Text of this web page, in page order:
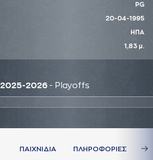
PG
20-04-1995
ΗΠΑ
1,83 μ.
2025-2026 - Playoffs
ΠAΙΧΝΙΔΙA ΠΛΗΡΟΦΟΡΙΕΣ